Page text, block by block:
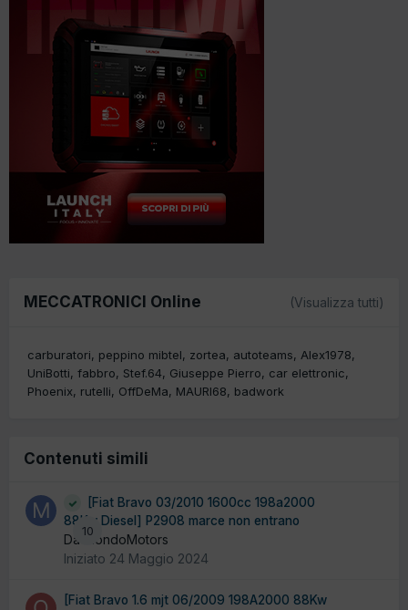
MECCATRONICI Online (Visualizza tutti)
carburatori peppino mibtel zortea autoteams
Alex1978
UniBotti fabbro Stef.64 Giuseppe Pierro
car elettronic
Phoenix
rutelli OffDeMa MAURI68 badwork
Contenuti simili
10
[Fiat Bravo 03/2010 1600cc 198a2000
88Kw Diesel] P2908 marce non entrano
Da MondoMotors
Iniziato 24 Maggio 2024
[Fiat Bravo 1.6 mjt 06/2009 198A2000 88Kw